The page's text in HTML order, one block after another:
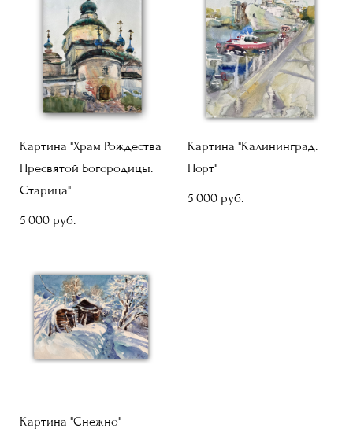
Картина "Храм Рождества
Пресвятой Богородицы.
Старица"
5 000 pуб.
Картина "Калининград.
Порт"
5 000 pуб.
Картина "Снежно"